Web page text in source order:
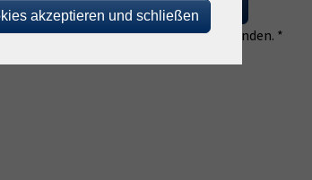
E-Mail Adresse eintragen
Datenschutzbestimmungen einverstanden. *
akzeptieren und schließen